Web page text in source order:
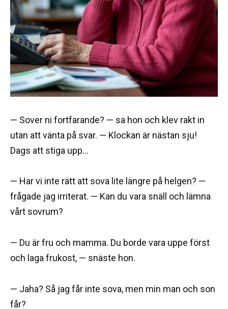
— Sover ni fortfarande? — sa hon och klev rakt in
utan att vänta på svar. — Klockan är nästan sju!
Dags att stiga upp…
— Har vi inte rätt att sova lite längre på helgen? —
frågade jag irriterat. — Kan du vara snäll och lämna
vårt sovrum?
— Du är fru och mamma. Du borde vara uppe först
och laga frukost, — snäste hon.
— Jaha? Så jag får inte sova, men min man och son
får?